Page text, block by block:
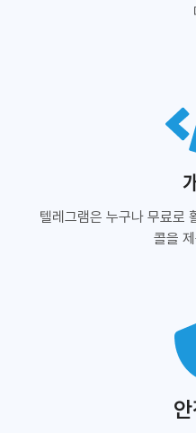
텔레그램은 누구나 무료로
콜을